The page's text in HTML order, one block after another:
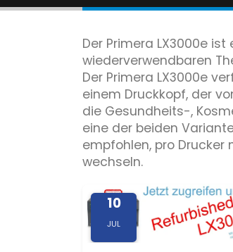
Der Primera LX3000e
wiederverwendbaren
Der Primera LX3000e
einem Druckkopf, der
die Gesundheits-,
eine der beiden
empfohlen, pro
wechseln.
10
JUL